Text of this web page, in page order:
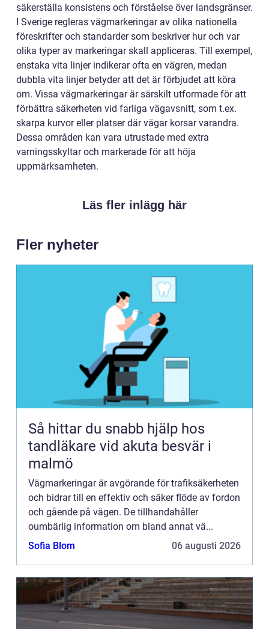
säkerställa konsistens och förståelse över landsgränser.
I Sverige regleras vägmarkeringar av olika nationella
föreskrifter och standarder som beskriver hur och var
olika typer av markeringar skall appliceras. Till exempel,
enstaka vita linjer indikerar ofta en vägren, medan
dubbla vita linjer betyder att det är förbjudet att köra
om. Vissa vägmarkeringar är särskilt utformade för att
förbättra säkerheten vid farliga vägavsnitt, som t.ex.
skarpa kurvor eller platser där vägar korsar varandra.
Dessa områden kan vara utrustade med extra
varningsskyltar och markerade för att höja
uppmärksamheten.
Läs fler inlägg här
Fler nyheter
Så hittar du snabb hjälp hos
tandläkare vid akuta besvär i
malmö
Vägmarkeringar är avgörande för trafiksäkerheten
och bidrar till en effektiv och säker flöde av fordon
och gående på vägen. De tillhandahåller
oumbärlig information om bland annat vä...
Sofia Blom
06 augusti 2026